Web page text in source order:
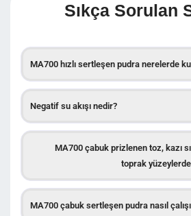
Sıkça Sorulan
MA700 hızlı sertleşen pudra nerelerde
Negatif su akışı nedir?
MA700 çabuk prizlenen toz, kazı
toprak
MA700 çabuk sertleşen pudra nasıl